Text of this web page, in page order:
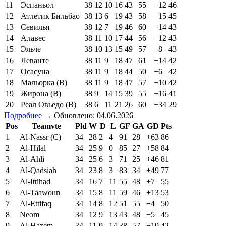
11 Эспаньол 38 12 10 16 43 55 −12 46
12
Атлетик Бильбао 38 13 6 19 43 58 −15 45
13
Севилья 38 12 7 19 46 60 −14 43
14
Алавес 38 11 10 17 44 56 −12 43
15
Эльче 38 10 13 15 49 57 −8
43
16
Леванте 38 11 9 18 47 61 −14 42
17
Осасуна 38 11 9 18 44 50 −6
42
18
Мальорка (В) 38 11 9 18 47 57 −10 42
19
Жирона (В) 38 9 14 15 39 55 −16 41
20
Реал Овьедо (В) 38 6 11 21 26 60 −34 29
Подробнее → Обновлено: 04.06.2026
Pos
Teamvte Pld W D L GF GA GD Pts
1
Al-Nassr (C) 34 28 2 4 91 28 +63 86
2
Al-Hilal 34 25 9 0 85 27 +58 84
3
Al-Ahli 34 25 6 3 71 25 +46 81
4
Al-Qadsiah 34 23 8 3 83 34 +49 77
5
Al-Ittihad 34 16 7 11 55 48 +7
55
6
Al-Taawoun 34 15 8 11 59 46 +13 53
7
Al-Ettifaq 34 14 8 12 51 55 −4
50
8
Neom 34 12 9 13 43 48 −5
45